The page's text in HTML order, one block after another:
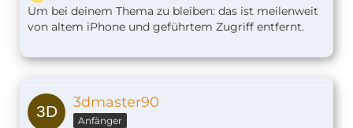
Um bei deinem Thema zu bleiben: das ist meilenweit
von altem iPhone und geführtem Zugriff entfernt.
3dmaster90
Anfänger